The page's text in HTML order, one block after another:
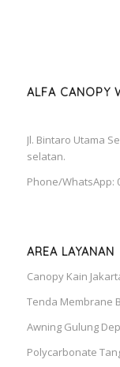
ALFA CANOPY
Jl. Bintaro Utama
selatan.
Phone/WhatsApp:
AREA LAYANAN
Canopy Kain
Tenda Membrane
Awning Gulung
Polycarbonate